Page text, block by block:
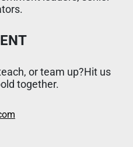
or team up?Hit us
together.